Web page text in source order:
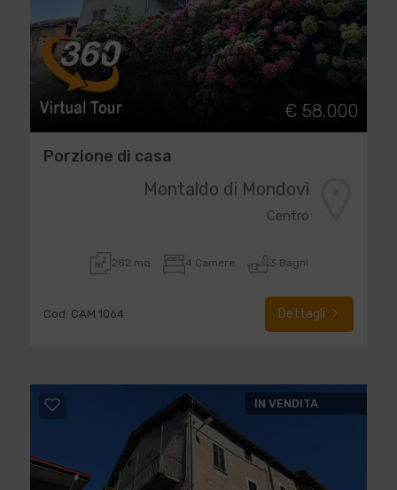
€ 58.000
Porzione di casa
Montaldo di Mondovì
Centro
282 mq 4 Camere 3 Bagni
Cod. CAM 1064 Dettagli
IN VENDITA